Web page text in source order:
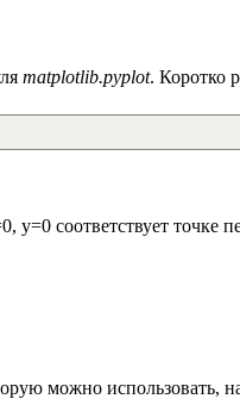
matplotlib.pyplot. Коротко
y=0 соответствует точке
можно использовать,